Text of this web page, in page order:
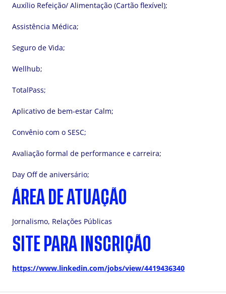
Auxílio Refeição/ Alimentação (Cartão flexível);
Assistência Médica;
Seguro de Vida;
Wellhub;
TotalPass;
Aplicativo de bem-estar Calm;
Convênio com o SESC;
Avaliação formal de performance e carreira;
Day Off de aniversário;
ÁREA DE ATUAÇÃO
Jornalismo, Relações Públicas
SITE PARA INSCRIÇÃO
https://www.linkedin.com/jobs/view/4419436340